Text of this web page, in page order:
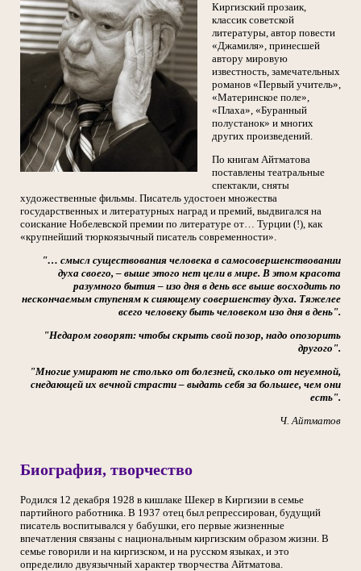
Киргизский прозаик,
классик советской
литературы, автор повести
«Джамиля», принесшей
автору мировую
известность, замечательных
романов «Первый учитель»,
«Материнское поле»,
«Плаха», «Буранный
полустанок» и многих
других произведений.
По книгам Айтматова
поставлены театральные
спектакли, сняты
художественные фильмы. Писатель удостоен множества
государственных и литературных наград и премий, выдвигался на
соискание Нобелевской премии по литературе от… Турции (!), как
«крупнейший тюркоязычный писатель современности».
"… смысл существования человека в самосовершенствовании
духа своего, – выше этого нет цели в мире. В этом красота
разумного бытия – изо дня в день все выше восходить по
нескончаемым ступеням к сияющему совершенству духа. Тяжелее
всего человеку быть человеком изо дня в день".
"Недаром говорят: чтобы скрыть свой позор, надо опозорить
другого".
"Многие умирают не столько от болезней, сколько от неуемной,
снедающей их вечной страсти– выдать себя за большее, чем они
есть".
Ч. Айтматов
Биография, творчество
Родился 12 декабря 1928 в кишлаке Шекер в Киргизии в семье
партийного работника. В 1937 отец был репрессирован, будущий
писатель воспитывался у бабушки, его первые жизненные
впечатления связаны с национальным киргизским образом жизни. В
семье говорили и на киргизском, и на русском языках, и это
определило двуязычный характер творчества Айтматова.